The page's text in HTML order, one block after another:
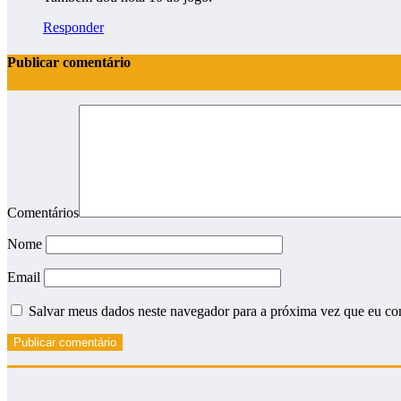
Responder
Publicar comentário
Comentários
Nome
Email
Salvar meus dados neste navegador para a próxima vez que eu